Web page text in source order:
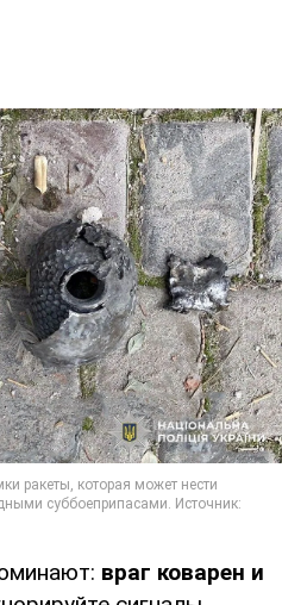
враг коварен и